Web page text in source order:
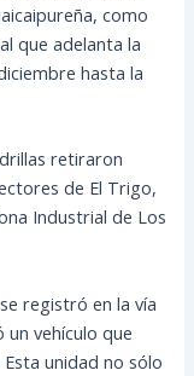
como
que adelanta la
hasta la
retiraron
de El Trigo,
Industrial de Los
registró en la vía
un vehículo que
unidad no sólo